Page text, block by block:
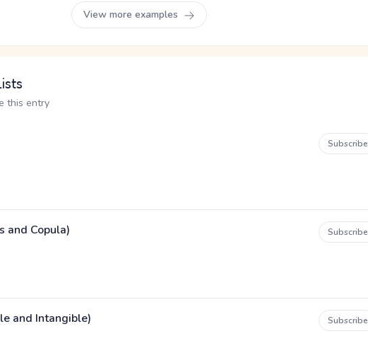
View more examples
this entry
Subscribe
and Copula) Subscribe
and Intangible) Subscribe